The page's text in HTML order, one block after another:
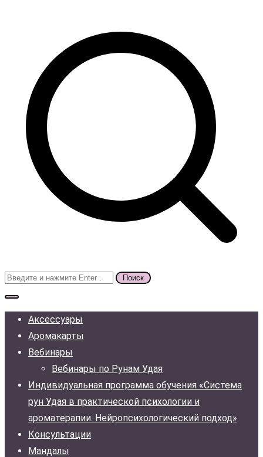
Поиск
для:
Аксессуары
Аромакарты
Вебинары
Вебинары по Рунам Удая
Индивидуальная программа обучения «Система
рун Удая в практической психологии и
ароматерапии. Нейропсихологический подход»
Консультации
Мандалы